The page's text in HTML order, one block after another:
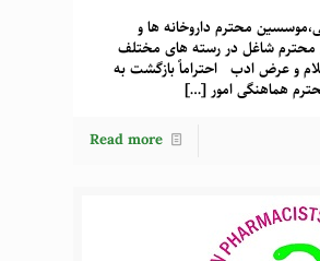
محترم داروخانه ها و
محترم شاغل در رسته های مختلف
و عرض ادب احتراماً بازگشت به
هماهنگی امور[…]
Read more